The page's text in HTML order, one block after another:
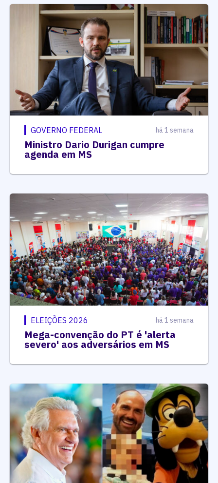
GOVERNO FEDERAL há 1 semana
Ministro Dario Durigan cumpre
agenda em MS
ELEIÇÕES 2026 há 1 semana
Mega-convenção do PT é 'alerta
severo' aos adversários em MS